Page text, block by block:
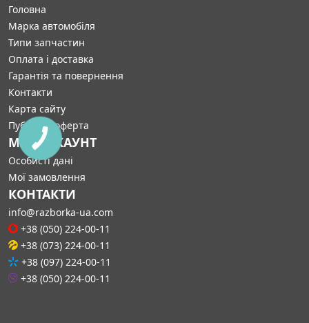
Головна
Марка автомобіля
Типи запчастин
Оплата і доставка
Гарантія та повернення
Контакти
Карта сайту
Публічна оферта
МІЙ АККАУНТ
Особисті дані
Мої замовлення
КОНТАКТИ
info@razborka-ua.com
+38 (050) 224-00-11
+38 (073) 224-00-11
+38 (097) 224-00-11
+38 (050) 224-00-11